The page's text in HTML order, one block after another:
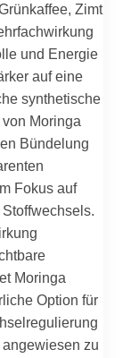
Zimt
und Energie
auf eine
synthetische
Moringa
Bündelung
Fokus auf
Moringa
Option für
zu